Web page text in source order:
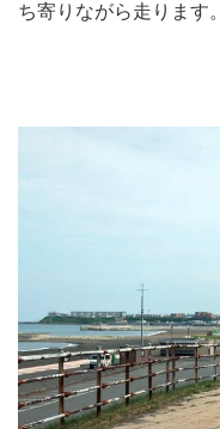
ち寄りながら走ります。